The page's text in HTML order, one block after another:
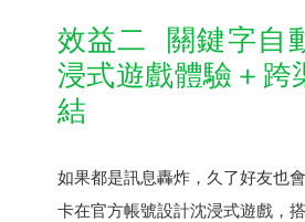
效益二 關鍵字自
浸式遊戲體驗＋跨
結
如果都是訊息轟炸，久了好友也
卡在官方帳號設計沈浸式遊戲，